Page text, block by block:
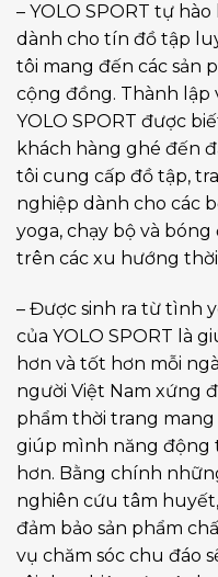
– YOLO SPORT tự
dành cho tín đồ tập
tôi mang đến các sản
cộng đồng. Thành lập
YOLO SPORT được
khách hàng ghé đến
tôi cung cấp đồ tập,
nghiệp dành cho các
yoga, chạy bộ và
trên các xu hướng
– Được sinh ra từ tình
của YOLO SPORT là
hơn và tốt hơn mỗi
người Việt Nam xứng
phẩm thời trang
giúp mình năng động
hơn. Bằng chính
nghiên cứu tâm
đảm bảo sản phẩm
vụ chăm sóc chu đáo